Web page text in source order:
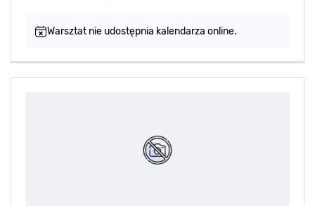
Warsztat nie udostępnia kalendarza online.